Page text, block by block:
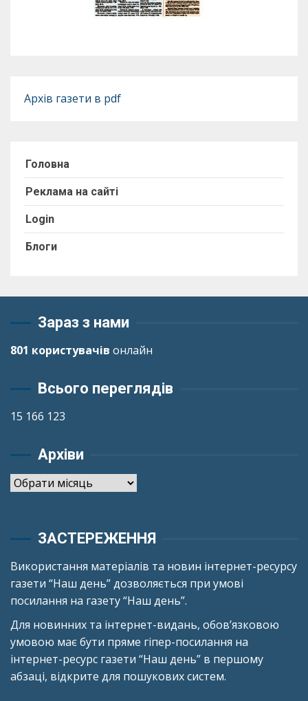
Архів газети в pdf
Головна
Реклама на сайті
Login
Блоги
Зараз з нами
801 користувачів онлайн
Всього переглядів
15 166 123
Архіви
Архіви
ЗАСТЕРЕЖЕННЯ
Використання матеріалів та новин інтернет-ресурсу
газети “Наш день” дозволяється при умові
посилання на газету “Наш день”.
Для новинних та інтернет-видань, обов’язковою
умовою має бути пряме гіпер-посилання на
інтернет-ресурс газети “Наш день” в першому
абзаці, відкрите для пошукових систем.